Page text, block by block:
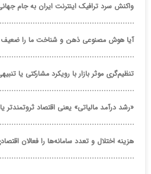
واکنش سرد ترافیک اینترنت ایران به جام جهانی
آیا هوش مصنوعی ذهن و شناخت ما را ضعیف
تنظیم‌گری موثر بازار با رویکرد مشارکتی یا
«رشد درآمد مالیاتی» یعنی اقتصاد ثروتمندتر
هزینه اختلال و تعدد سامانه‌ها را فعالان